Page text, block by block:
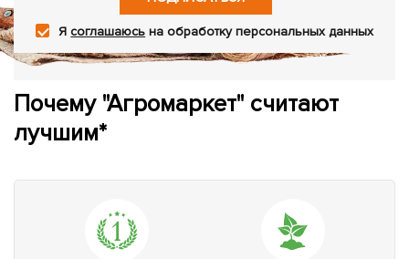
Ясоглашаюсь на обработку персональных данных
Почему "Агромаркет" считают
лучшим*